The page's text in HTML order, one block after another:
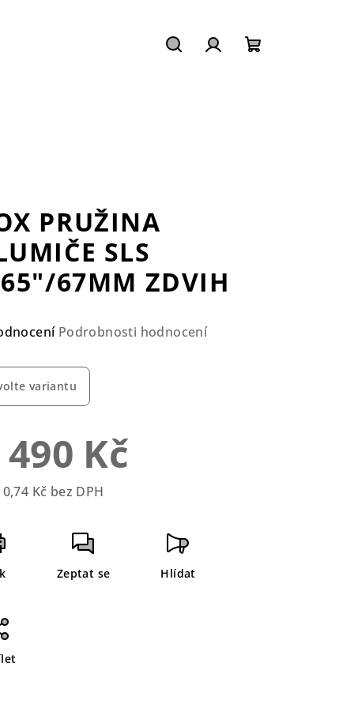
PRUŽINA
SLS
67MM ZDVIH
Podrobnosti hodnocení
variantu
Kč
Kč bez DPH
Zeptat se Hlídat